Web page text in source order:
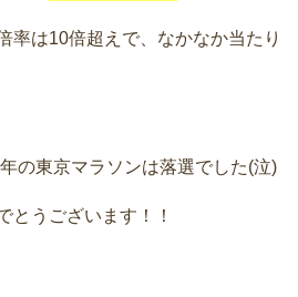
率は10倍超えで、なかなか当たり
の東京マラソンは落選でした(泣)
とうございます！！